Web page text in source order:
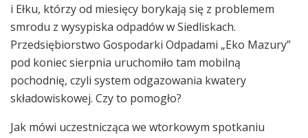
i Ełku, którzy od miesięcy borykają się z problemem
smrodu z wysypiska odpadów w Siedliskach.
Przedsiębiorstwo Gospodarki Odpadami „Eko Mazury”
pod koniec sierpnia uruchomiło tam mobilną
pochodnię, czyli system odgazowania kwatery
składowiskowej. Czy to pomogło?
Jak mówi uczestnicząca we wtorkowym spotkaniu